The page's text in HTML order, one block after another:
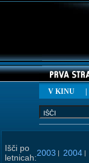
V KINU
Išči po
letnicah:2003 | 2004 |